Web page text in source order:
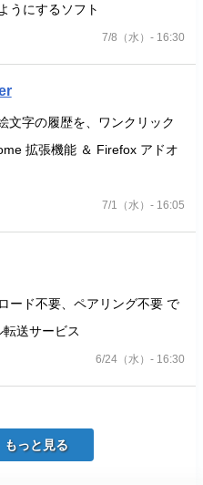
うにするソフト
7/8（水）- 16:30
文字の履歴を、ワンクリック
拡張機能 ＆ Firefox アドオ
7/1（水）- 16:05
ード不要、ペアリング不要 で
送サービス
6/24（水）- 16:30
もっと見る